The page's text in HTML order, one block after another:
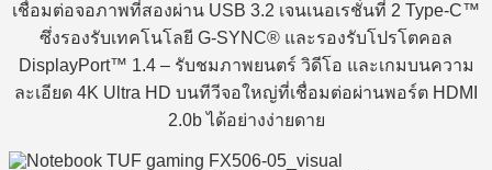
เชื่อมต่อจอภาพที่สองผ่าน USB 3.2 เจนเนอเรชั่นที่ 2 Type-C™
ซึ่งรองรับเทคโนโลยี G-SYNC® และรองรับโปรโตคอล
DisplayPort™ 1.4 – รับชมภาพยนตร์ วิดีโอ และเกมบนความ
ละเอียด 4K Ultra HD บนทีวีจอใหญ่ที่เชื่อมต่อผ่านพอร์ต HDMI
2.0b ได้อย่างง่ายดาย